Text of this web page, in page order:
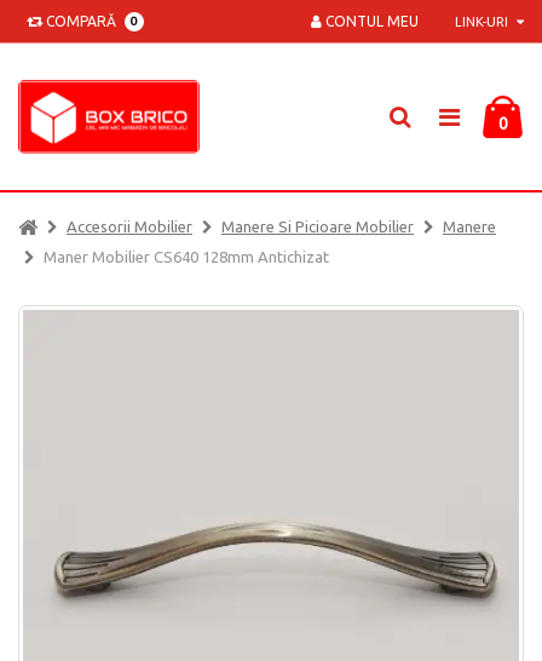
COMPARĂ 0 LINK-URI
CONTUL MEU
0
Accesorii Mobilier Manere Si Picioare Mobilier
Manere
Maner Mobilier CS640 128mm Antichizat